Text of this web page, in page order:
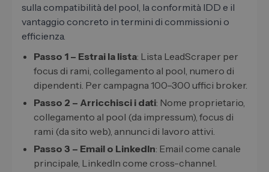
sulla compatibilità del pool, la conformità IDD e il
vantaggio concreto in termini di commissioni o
efficienza.
Passo 1 – Estrai la lista: Lista LeadScraper per
focus di rami, collegamento al pool, numero di
dipendenti. Per campagna 100–300 uffici broker.
Passo 2 – Arricchisci i dati: Nome proprietario,
collegamento al pool (da impressum), focus di
rami (da sito web), annunci di lavoro attivi.
Passo 3 – Email o LinkedIn: Email come canale
principale, LinkedIn come cross-channel.